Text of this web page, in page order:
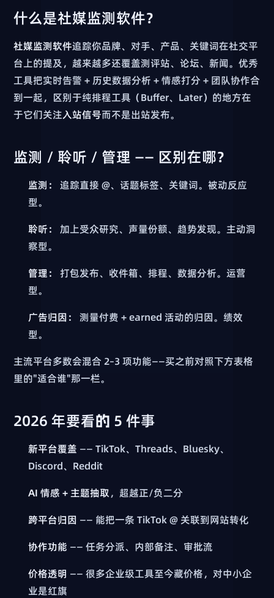
什么是社媒监测软件？
社媒监测软件追踪你品牌、对手、产品、关键词在社交平
台上的提及，越来越多还覆盖测评站、论坛、新闻。优秀
工具把实时告警 + 历史数据分析 + 情感打分 + 团队协作合
到一起，区别于纯排程工具（Buffer、Later）的地方在
于它们关注入站信号而不是出站发布。
监测 / 聆听 / 管理 —— 区别在哪？
监测：
追踪直接 @、话题标签、关键词。被动反应
型。
聆听：
加上受众研究、声量份额、趋势发现。主动洞
察型。
管理：
打包发布、收件箱、排程、数据分析。运营
型。
广告归因：
测量付费 + earned 活动的归因。绩效
型。
主流平台多数会混合 2–3 项功能——买之前对照下方表格
里的"适合谁"那一栏。
2026 年要看的 5 件事
新平台覆盖 —— TikTok、Threads、Bluesky、
Discord、Reddit
AI 情感 + 主题抽取，超越正/负二分
跨平台归因 —— 能把一条 TikTok @ 关联到网站转化
协作功能 —— 任务分派、内部备注、审批流
价格透明 —— 很多企业级工具至今藏价格，对中小企
业是红旗